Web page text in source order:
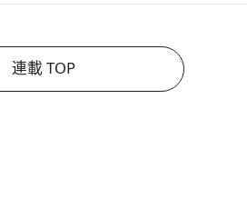
連載 TOP